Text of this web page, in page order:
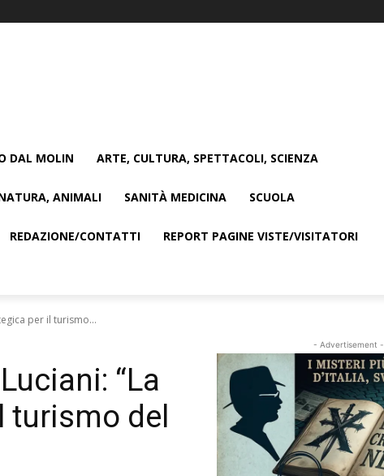
DAL MOLIN ARTE, CULTURA, SPETTACOLI, SCIENZA
ANIMALI SANITÀ MEDICINA SCUOLA
REDAZIONE/CONTATTI REPORT PAGINE VISTE/VISITATORI
per il turismo...
“La
turismo del
- Advertisement -